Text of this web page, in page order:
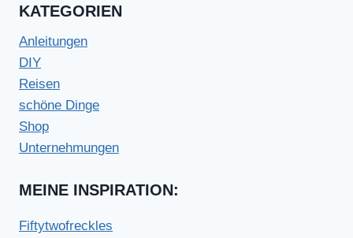
KATEGORIEN
Anleitungen
DIY
Reisen
schöne Dinge
Shop
Unternehmungen
MEINE INSPIRATION:
Fiftytwofreckles